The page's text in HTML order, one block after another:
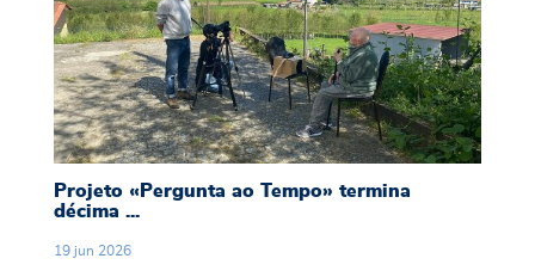
Projeto «Pergunta ao Tempo» termina
décima ...
19 jun 2026